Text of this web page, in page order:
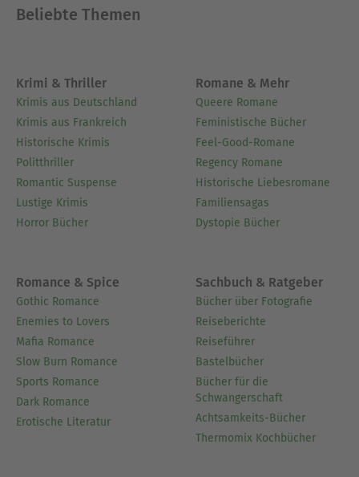
Beliebte Themen
Krimi & Thriller
Krimis aus Deutschland
Krimis aus Frankreich
Historische Krimis
Politthriller
Romantic Suspense
Lustige Krimis
Horror Bücher
Romane & Mehr
Queere Romane
Feministische Bücher
Feel-Good-Romane
Regency Romane
Historische Liebesromane
Familiensagas
Dystopie Bücher
Romance & Spice
Gothic Romance
Enemies to Lovers
Mafia Romance
Slow Burn Romance
Sports Romance
Dark Romance
Erotische Literatur
Sachbuch & Ratgeber
Bücher über Fotografie
Reiseberichte
Reiseführer
Bastelbücher
Bücher für die
Schwangerschaft
Achtsamkeits-Bücher
Thermomix Kochbücher